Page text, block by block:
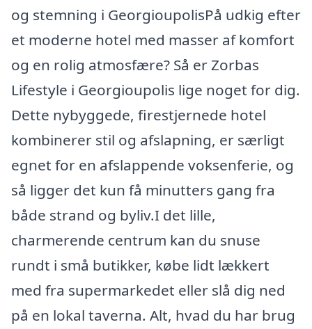
og stemning i GeorgioupolisPå udkig efter
et moderne hotel med masser af komfort
og en rolig atmosfære? Så er Zorbas
Lifestyle i Georgioupolis lige noget for dig.
Dette nybyggede, firestjernede hotel
kombinerer stil og afslapning, er særligt
egnet for en afslappende voksenferie, og
så ligger det kun få minutters gang fra
både strand og byliv.I det lille,
charmerende centrum kan du snuse
rundt i små butikker, købe lidt lækkert
med fra supermarkedet eller slå dig ned
på en lokal taverna. Alt, hvad du har brug